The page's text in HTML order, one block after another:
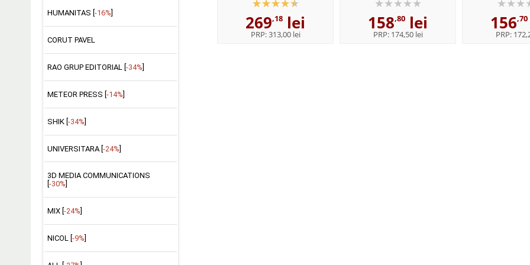
HUMANITAS [ -16%
CORUT PAVEL
RAO GRUP EDITORIAL [ -34%
METEOR PRESS [ -14%
SHIK [-34%]
UNIVERSITARA [-24%]
3D MEDIA COMMUNICATIONS
-30%
MIX [ -24%
NICOL [ -9%
egida Institutului de
Lingvistica,,...
269,18 lei
PRP:313,00 lei
students of English - Format,
Paperback
158,80 lei
PRP: 174,50 lei
156,70
PRP: